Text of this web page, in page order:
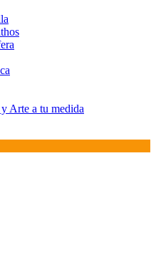
Arte a tu medida